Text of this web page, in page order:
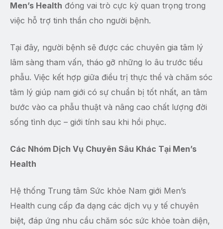
Men’s Health đóng vai trò cực kỳ quan trọng trong
việc hỗ trợ tinh thần cho người bệnh.
Tại đây, người bệnh sẽ được các chuyên gia tâm lý
lâm sàng tham vấn, tháo gỡ những lo âu trước tiểu
phẫu. Việc kết hợp giữa điều trị thực thể và chăm sóc
tâm lý giúp nam giới có sự chuẩn bị tốt nhất, an tâm
bước vào ca phẫu thuật và nâng cao chất lượng đời
sống tình dục – giới tính sau khi hồi phục.
Các Nhóm Dịch Vụ Chuyên Sâu Khác Tại Men’s
Health
Hệ thống Trung tâm Sức khỏe Nam giới Men’s
Health cung cấp đa dạng các dịch vụ y tế chuyên
biệt, đáp ứng nhu cầu chăm sóc sức khỏe toàn diện,